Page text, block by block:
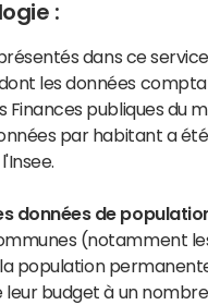
:
dans ce
les données
Finances publiques du
par habitant a
données de
(notamment
population
leur budget à un